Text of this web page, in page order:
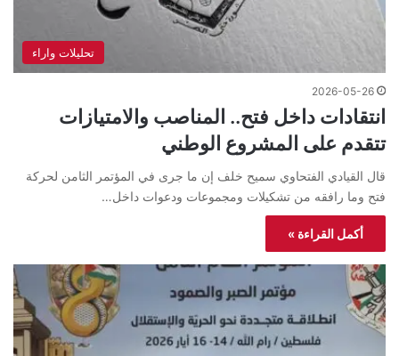
تحليلات واراء
2026-05-26
انتقادات داخل فتح.. المناصب والامتيازات
تتقدم على المشروع الوطني
قال القيادي الفتحاوي سميح خلف إن ما جرى في المؤتمر الثامن لحركة
فتح وما رافقه من تشكيلات ومجموعات ودعوات داخل…
أكمل القراءة »